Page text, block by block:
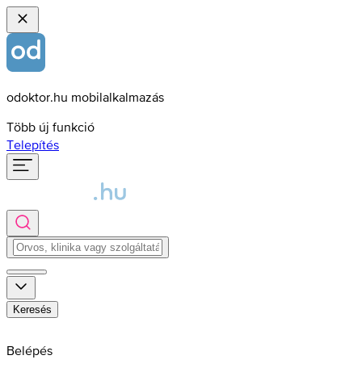
odoktor.hu mobilalkalmazás
Több új funkció
Telepítés
Keresés
Belépés